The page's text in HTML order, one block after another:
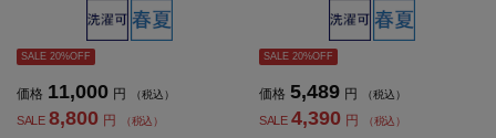
下ウォッシャブル 春夏【レディー
SALE 20%OFF
価格 11,000 円 （税込）
SALE 8,800 円 （税込）
ルオーバー ウォッシャブル 消臭機能
付き 春夏【レディース】
SALE 20%OFF
価格 5,489 円 （税込）
SALE 4,390 円 （税込）